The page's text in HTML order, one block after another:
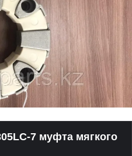
7 муфта мягкого